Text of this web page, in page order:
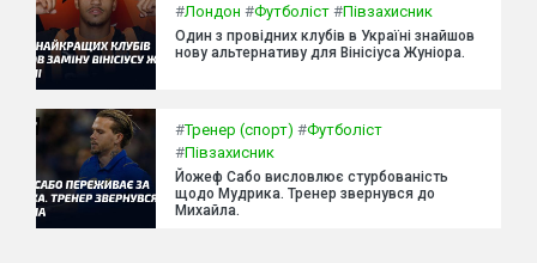
#Лондон #Футболіст #Півзахисник
Один з провідних клубів в Україні знайшов
нову альтернативу для Вінісіуса Жуніора.
#Тренер (спорт) #Футболіст
#Півзахисник
Йожеф Сабо висловлює стурбованість
щодо Мудрика. Тренер звернувся до
Михайла.